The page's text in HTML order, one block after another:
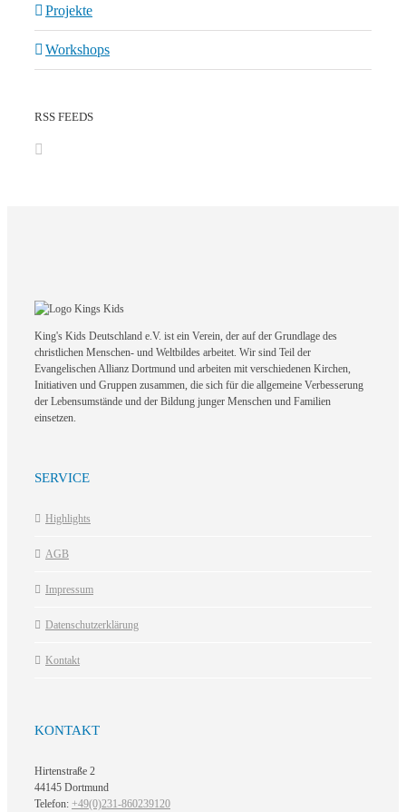
Projekte
Workshops
RSS FEEDS
King's Kids Deutschland e.V. ist ein Verein, der auf der Grundlage des
christlichen Menschen- und Weltbildes arbeitet. Wir sind Teil der
Evangelischen Allianz Dortmund und arbeiten mit verschiedenen Kirchen,
Initiativen und Gruppen zusammen, die sich für die allgemeine Verbesserung
der Lebensumstände und der Bildung junger Menschen und Familien
einsetzen.
SERVICE
Highlights
AGB
Impressum
Datenschutzerklärung
Kontakt
KONTAKT
Hirtenstraße 2
44145 Dortmund
Telefon: +49(0)231-860239120